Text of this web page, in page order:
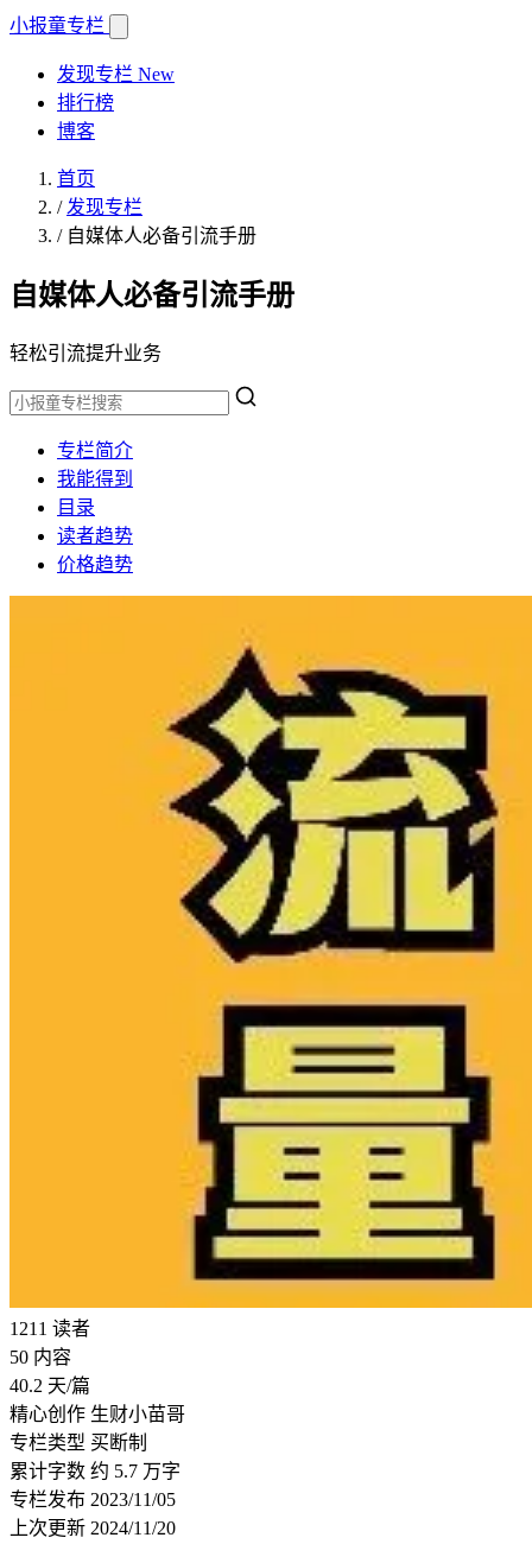
小报童专栏
发现专栏 New
排行榜
博客
首页
/ 发现专栏
/ 自媒体人必备引流手册
自媒体人必备引流手册
轻松引流提升业务
专栏简介
我能得到
目录
读者趋势
价格趋势
1211 读者
50 内容
40.2 天/篇
精心创作 生财小苗哥
专栏类型 买断制
累计字数 约 5.7 万字
专栏发布 2023/11/05
上次更新 2024/11/20